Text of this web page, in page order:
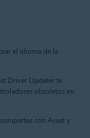
el idioma de la
Driver Updater te
obsoletos en
con Avast y